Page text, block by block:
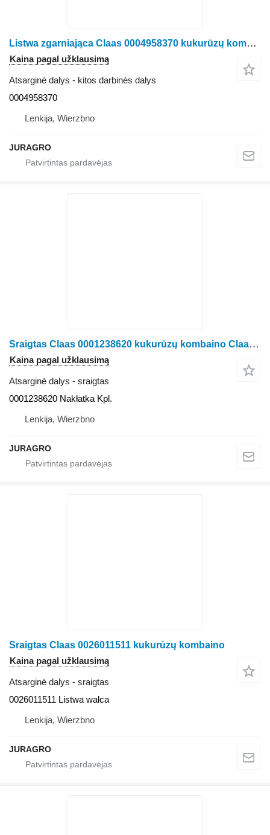
Listwa zgarniająca Claas 0004958370 kukurūzų kombaino Claas Jaguar
Kaina pagal užklausimą
Atsarginė dalys - kitos darbinės dalys
0004958370
Lenkija, Wierzbno
JURAGRO
Sraigtas Claas 0001238620 kukurūzų kombaino Claas Jaguar
Kaina pagal užklausimą
Atsarginė dalys - sraigtas
0001238620 Nakłatka Kpl.
Lenkija, Wierzbno
JURAGRO
Sraigtas Claas 0026011511 kukurūzų kombaino
Kaina pagal užklausimą
Atsarginė dalys - sraigtas
0026011511 Listwa walca
Lenkija, Wierzbno
JURAGRO